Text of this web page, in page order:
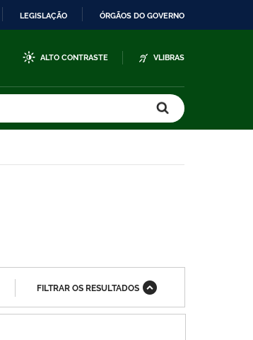
LEGISLAÇÃO ÓRGÃOS DO GOVERNO
ALTO CONTRASTE VLIBRAS
FILTRAR OS RESULTADOS